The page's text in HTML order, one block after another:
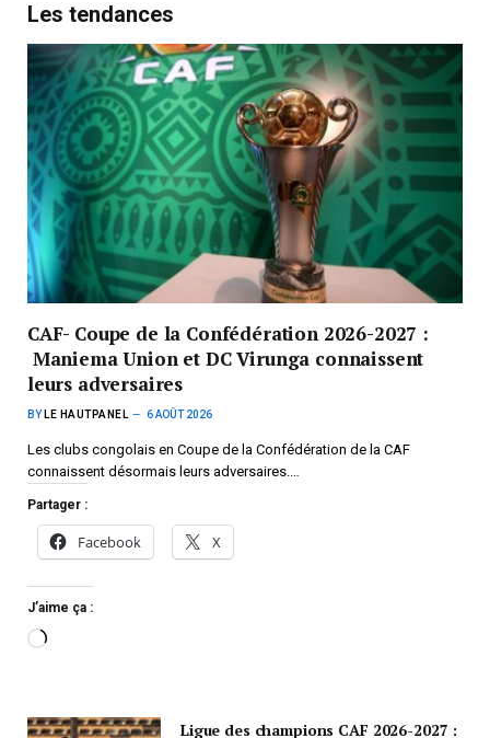
Les tendances
CAF- Coupe de la Confédération 2026-2027 :
Maniema Union et DC Virunga connaissent
leurs adversaires
BY LE HAUTPANEL 6 AOÛT 2026
Les clubs congolais en Coupe de la Confédération de la CAF
connaissent désormais leurs adversaires.…
Partager :
Facebook X
J’aime ça :
Ligue des champions CAF 2026-2027 :